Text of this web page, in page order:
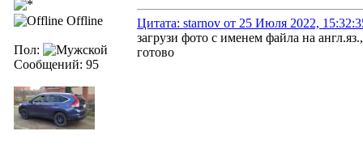
Offline
Пол:
Сообщений: 95
Цитата: starnov от 25 Июля 2022,
загрузи фото с именем файла на
готово